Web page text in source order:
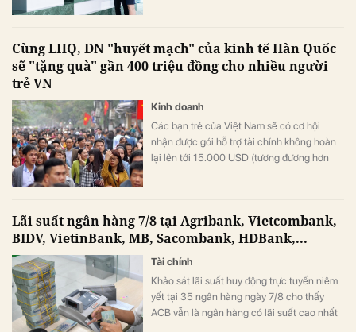
Cùng LHQ, DN "huyết mạch" của kinh tế Hàn Quốc
sẽ "tặng quà" gần 400 triệu đồng cho nhiều người
trẻ VN
Kinh doanh
Các bạn trẻ của Việt Nam sẽ có cơ hội
nhận được gói hỗ trợ tài chính không hoàn
lại lên tới 15.000 USD (tương đương hơn
Lãi suất ngân hàng 7/8 tại Agribank, Vietcombank,
BIDV, VietinBank, MB, Sacombank, HDBank,...
Tài chính
Khảo sát lãi suất huy động trực tuyến niêm
yết tại 35 ngân hàng ngày 7/8 cho thấy
ACB vẫn là ngân hàng có lãi suất cao nhất